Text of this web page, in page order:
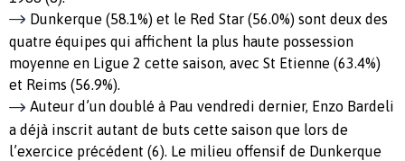
Dunkerque (58.1%) et le Red Star (56.0%) sont deux des
quatre équipes qui affichent la plus haute possession
moyenne en Ligue 2 cette saison, avec St Etienne (63.4%)
et Reims (56.9%).
Auteur d’un doublé à Pau vendredi dernier, Enzo Bardeli
a déjà inscrit autant de buts cette saison que lors de
l’exercice précédent (6). Le milieu offensif de Dunkerque